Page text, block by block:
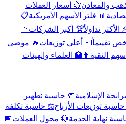
والمعادن💱 أسعار العملات
📊 فلتر الأسهم الأمريكية📋
الأكثر تداولاً🏆 أكبر الشركات🧺
تقييماً💵 أعلى توزيعات🔥 موصى
النقية👨‍🏫 العلماء والهيئات
الإسلامية🧼 حاسبة تطهير
توزيعات الأرباح⚖️ حاسبة تكلفة
نهاية الخدمة💱 محول العملات📅